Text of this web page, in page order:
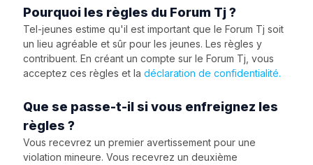
Pourquoi les règles du Forum Tj ?
Tel-jeunes estime qu'il est important que le Forum Tj soit
un lieu agréable et sûr pour les jeunes. Les règles y
contribuent. En créant un compte sur le Forum Tj, vous
acceptez ces règles et la déclaration de confidentialité.
Que se passe-t-il si vous enfreignez les
règles ?
Vous recevrez un premier avertissement pour une
violation mineure. Vous recevrez un deuxième